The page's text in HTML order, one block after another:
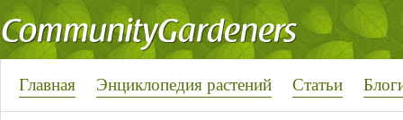
Главная Энциклопедия растений Статьи